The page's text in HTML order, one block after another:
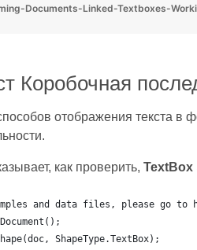
Documents-Linked-Textboxes-
Коробочная
отображения текста в
как проверить, TextBox
and data files, please go to
ShapeType.TextBox);